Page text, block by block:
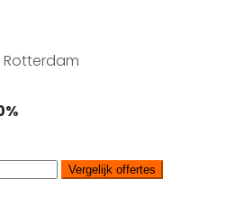
Vergelijk offertes